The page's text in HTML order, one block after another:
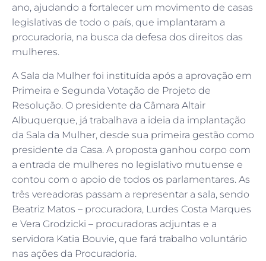
ano, ajudando a fortalecer um movimento de casas
legislativas de todo o país, que implantaram a
procuradoria, na busca da defesa dos direitos das
mulheres.
A Sala da Mulher foi instituída após a aprovação em
Primeira e Segunda Votação de Projeto de
Resolução. O presidente da Câmara Altair
Albuquerque, já trabalhava a ideia da implantação
da Sala da Mulher, desde sua primeira gestão como
presidente da Casa. A proposta ganhou corpo com
a entrada de mulheres no legislativo mutuense e
contou com o apoio de todos os parlamentares. As
três vereadoras passam a representar a sala, sendo
Beatriz Matos – procuradora, Lurdes Costa Marques
e Vera Grodzicki – procuradoras adjuntas e a
servidora Katia Bouvie, que fará trabalho voluntário
nas ações da Procuradoria.